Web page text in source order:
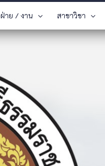
ฝ่าย / งาน สาขาวิชา